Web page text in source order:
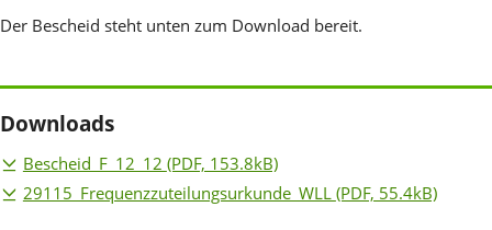
Der Bescheid steht unten zum Download bereit.
Downloads
Bescheid_F_12_12 (PDF, 153.8kB)
29115_Frequenzzuteilungsurkunde_WLL (PDF, 55.4kB)